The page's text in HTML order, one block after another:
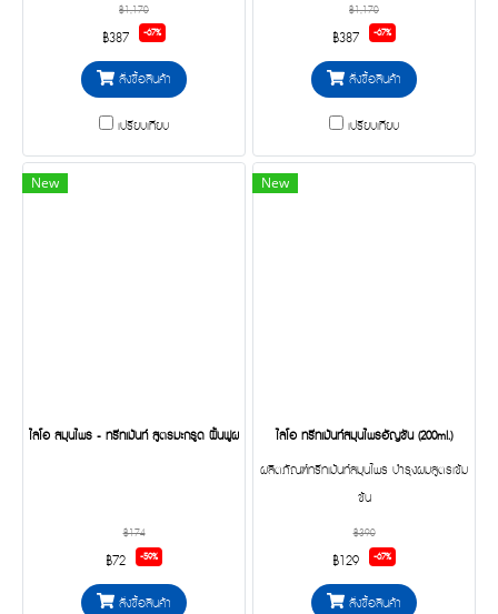
฿1,170
฿387 -67%
สั่งซื้อสินค้า
เปรียบเทียบ
฿1,170
฿387 -67%
สั่งซื้อสินค้า
เปรียบเทียบ
New
ไลโอ สมุนไพร - ทรีทเม้นท์ สูตรมะกรูด ฟื้นฟูผมแห้งเสีย นุ่มลื่น ไม่ชี้ฟู (10g x 6 ซอง)
฿174
฿72 -59%
สั่งซื้อสินค้า
New
ไลโอ ทรีทเม้นท์สมุนไพรอัญชัน (200ml.)
ผลิตภัณฑ์ทรีทเม้นท์สมุนไพร บำรุงผมสูตรเข้ม
ข้น
฿390
฿129 -67%
สั่งซื้อสินค้า